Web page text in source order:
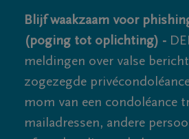
Blijf waakzaam voor
(poging tot oplichting) -
meldingen over valse
zogezegde
mom van een condoléance
mailadressen, andere